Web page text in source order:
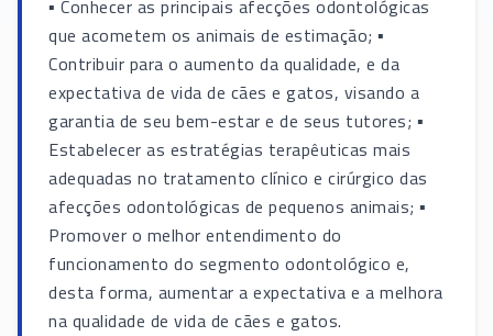
▪ Conhecer as principais afecções odontológicas
que acometem os animais de estimação; ▪
Contribuir para o aumento da qualidade, e da
expectativa de vida de cães e gatos, visando a
garantia de seu bem-estar e de seus tutores; ▪
Estabelecer as estratégias terapêuticas mais
adequadas no tratamento clínico e cirúrgico das
afecções odontológicas de pequenos animais; ▪
Promover o melhor entendimento do
funcionamento do segmento odontológico e,
desta forma, aumentar a expectativa e a melhora
na qualidade de vida de cães e gatos.